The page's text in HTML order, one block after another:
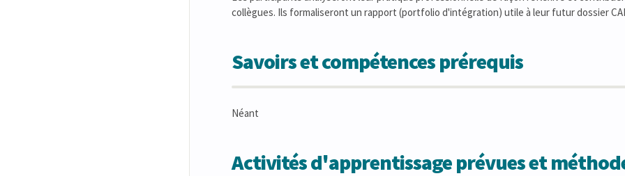
collègues. Ils formaliseront un rapport (portfolio d'intégration) utile à leur futur dossier
Savoirs et compétences prérequis
Néant
Activités d'apprentissage prévues et